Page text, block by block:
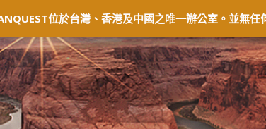
位於台灣、香港及中國之唯一辦公室。並無
保固及退貨 常見問題 經銷商 會員中